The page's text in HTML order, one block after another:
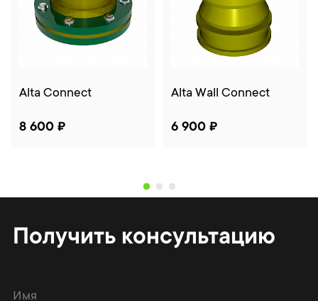
Alta Connect
8 600 ₽
Alta Wall Connect
6 900 ₽
Получить консультацию